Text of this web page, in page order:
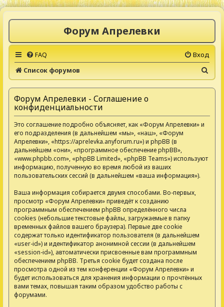
Форум Апрелевки
FAQ
Вход
Список форумов
о
Форум Апрелевки - Соглашение о
конфиденциальности
Это соглашение подробно объясняет, как «Форум Апрелевки» и
его подразделения (в дальнейшем «мы», «наш», «Форум
Апрелевки», «https://aprelevka.anyforum.ru») и phpBB (в
дальнейшем «они», «программное обеспечение phpBB»,
«www.phpbb.com», «phpBB Limited», «phpBB Teams») используют
информацию, полученную во время любой из ваших
пользовательских сессий (в дальнейшем «ваша информация»).
Ваша информация собирается двумя способами. Во-первых,
просмотр «Форум Апрелевки» приведёт к созданию
программным обеспечением phpBB определённого числа
cookies (небольшие текстовые файлы, загружаемые в папку
временных файлов вашего браузера). Первые две cookie
содержат только идентификатор пользователя (в дальнейшем
«user-id») и идентификатор анонимной сессии (в дальнейшем
«session-id»), автоматически присвоенные вам программным
обеспечением phpBB. Третья cookie будет создана после
просмотра одной из тем конференции «Форум Апрелевки» и
будет использоваться для хранения информации о прочтённых
вами темах, повышая таким образом удобство работы с
форумами.